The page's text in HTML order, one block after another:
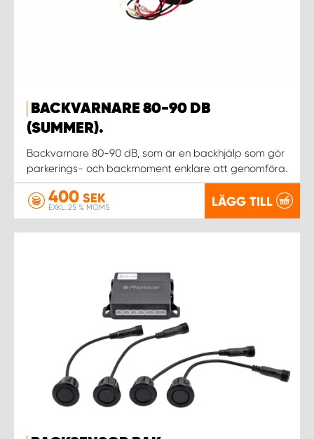
BACKVARNARE 80-90 DB
(SUMMER).
Backvarnare 80-90 dB, som är en backhjälp som gör
parkerings- och backmoment enklare att genomföra.
400 SEK
EXKL. 25 % MOMS LÄGG TILL
WORK SYSTEM KRISTIANSTAD
WORK SYSTEM NORRKÖPING
WORK SYSTEM SKELLEFTEÅ
WORK SYSTEM SKÖVDE
WORK SYSTEM STOCKHOLM NORR
WORK SYSTEM STOCKHOLM SYD
WORK SYSTEM SUNDSVALL
WORK SYSTEM TRESTAD
WORK SYSTEM UMEÅ